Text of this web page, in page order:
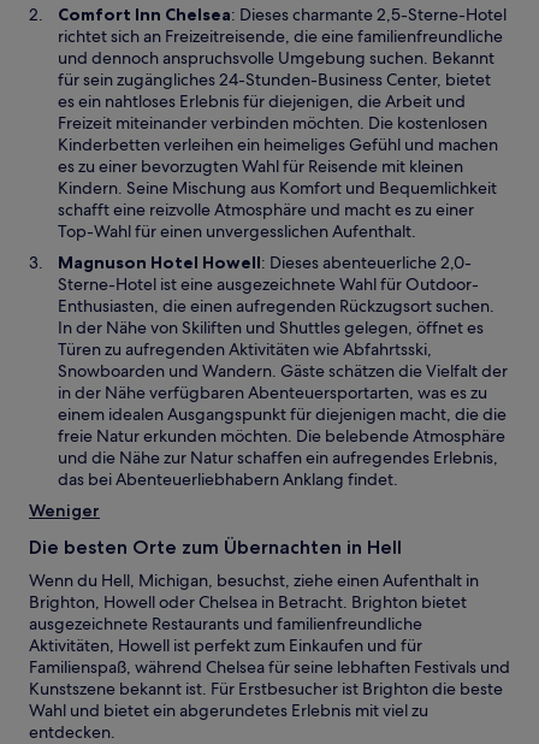
u
e
n
F
e
n
s
t
e
r
g
e
ö
f
f
n
e
t
Comfort Inn ChelseaW
i
r
d
i
n
e
i
n
e
m
e
u
e
n
F
e
n
s
t
e
r
e
ö
f
f
n
e
t
: Dieses charmante 2,5-Sterne-Hotel
richtet sich an Freizeitreisende, die eine familienfreundliche
und dennoch anspruchsvolle Umgebung suchen. Bekannt
für sein zugängliches 24-Stunden-Business Center, bietet
es ein nahtloses Erlebnis für diejenigen, die Arbeit und
Freizeit miteinander verbinden möchten. Die kostenlosen
Kinderbetten verleihen ein heimeliges Gefühl und machen
es zu einer bevorzugten Wahl für Reisende mit kleinen
Kindern. Seine Mischung aus Komfort und Bequemlichkeit
schafft eine reizvolle Atmosphäre und macht es zu einer
Top-Wahl für einen unvergesslichen Aufenthalt.
Magnuson Hotel HowellW
i
r
d
i
n
e
i
n
e
m
u
n
F
e
n
s
t
e
: Dieses abenteuerliche 2,0-
Sterne-Hotel ist eine ausgezeichnete Wahl für Outdoor-
Enthusiasten, die einen aufregenden Rückzugsort suchen.
In der Nähe von Skiliften und Shuttles gelegen, öffnet es
Türen zu aufregenden Aktivitäten wie Abfahrtsski,
Snowboarden und Wandern. Gäste schätzen die Vielfalt der
in der Nähe verfügbaren Abenteuersportarten, was es zu
einem idealen Ausgangspunkt für diejenigen macht, die die
freie Natur erkunden möchten. Die belebende Atmosphäre
und die Nähe zur Natur schaffen ein aufregendes Erlebnis,
das bei Abenteuerliebhabern Anklang findet.
Weniger
Die besten Orte zum Übernachten in Hell
Wenn du Hell, Michigan, besuchst, ziehe einen Aufenthalt in
Brighton, Howell oder Chelsea in Betracht. Brighton bietet
ausgezeichnete Restaurants und familienfreundliche
Aktivitäten, Howell ist perfekt zum Einkaufen und für
Familienspaß, während Chelsea für seine lebhaften Festivals und
Kunstszene bekannt ist. Für Erstbesucher ist Brighton die beste
Wahl und bietet ein abgerundetes Erlebnis mit viel zu
entdecken.